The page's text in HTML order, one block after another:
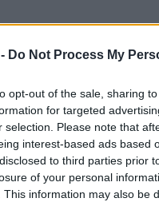
Do Not Process My
opt-out of the sale, sharing
for targeted
selection. Please note that
interest-based ads based
to third parties prior
of your personal
This information may also be
το περιστατικό
https://
June 2,